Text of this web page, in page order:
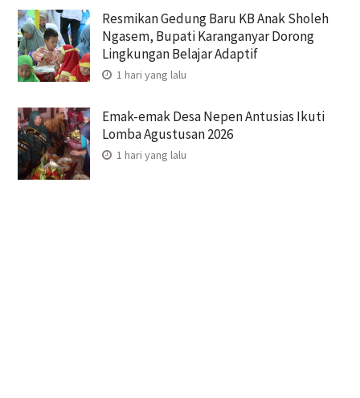
Resmikan Gedung Baru KB Anak Sholeh
Ngasem, Bupati Karanganyar Dorong
Lingkungan Belajar Adaptif
1 hari yang lalu
Emak-emak Desa Nepen Antusias Ikuti
Lomba Agustusan 2026
1 hari yang lalu